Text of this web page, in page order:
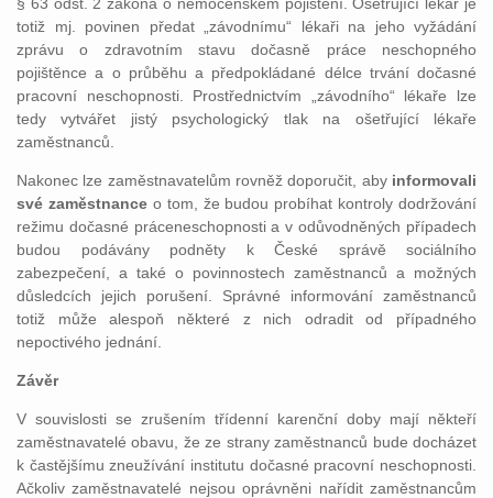
totiž mj. povinen předat „závodnímu“ lékaři na jeho vyžádání
zprávu o zdravotním stavu dočasně práce neschopného
pojištěnce a o průběhu a předpokládané délce trvání dočasné
pracovní neschopnosti. Prostřednictvím „závodního“ lékaře lze
tedy vytvářet jistý psychologický tlak na ošetřující lékaře
zaměstnanců.
Nakonec lze zaměstnavatelům rovněž doporučit, aby informovali
své zaměstnanceo tom, že budou probíhat kontroly dodržování
režimu dočasné práceneschopnosti a v odůvodněných případech
budou podávány podněty k České správě sociálního
zabezpečení, a také o povinnostech zaměstnanců a možných
důsledcích jejich porušení. Správné informování zaměstnanců
totiž může alespoň některé z nich odradit od případného
nepoctivého jednání.
Závěr
V souvislosti se zrušením třídenní karenční doby mají někteří
zaměstnavatelé obavu, že ze strany zaměstnanců bude docházet
k častějšímu zneužívání institutu dočasné pracovní neschopnosti.
Ačkoliv zaměstnavatelé nejsou oprávněni nařídit zaměstnancům